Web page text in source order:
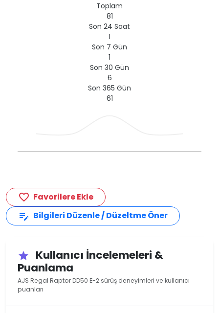
Toplam
81
Son 24 Saat
1
Son 7 Gün
1
Son 30 Gün
6
Son 365 Gün
61
favorite_border Favorilere Ekle
edit_note Bilgileri Düzenle / Düzeltme Öner
star
Kullanıcı İncelemeleri &
Puanlama
AJS Regal Raptor DD50 E-2 sürüş deneyimleri ve kullanıcı
puanları